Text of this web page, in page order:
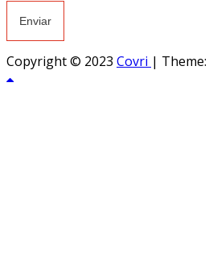
Copyright © 2023 Covri | Theme: